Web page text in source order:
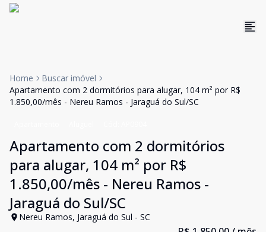
Home
Buscar imóvel
Apartamento com 2 dormitórios para alugar, 104 m² por R$
1.850,00/mês - Nereu Ramos - Jaraguá do Sul/SC
Apartamento com 2 dormitórios
para alugar, 104 m² por R$
1.850,00/mês - Nereu Ramos -
Jaraguá do Sul/SC
Nereu Ramos, Jaraguá do Sul - SC